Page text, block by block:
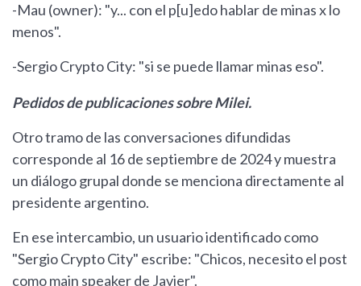
-Mau (owner): "y... con el p[u]edo hablar de minas x lo
menos".
-Sergio Crypto City: "si se puede llamar minas eso".
Pedidos de publicaciones sobre Milei.
Otro tramo de las conversaciones difundidas
corresponde al 16 de septiembre de 2024 y muestra
un diálogo grupal donde se menciona directamente al
presidente argentino.
En ese intercambio, un usuario identificado como
"Sergio Crypto City" escribe: "Chicos, necesito el post
como main speaker de Javier".